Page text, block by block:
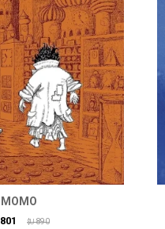
MOMO
801 $U 890